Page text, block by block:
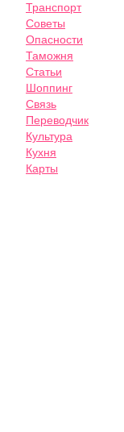
Транспорт
Советы
Опасности
Таможня
Статьи
Шоппинг
Связь
Переводчик
Культура
Кухня
Карты